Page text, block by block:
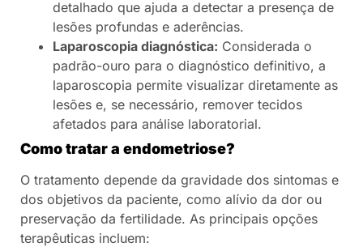
detalhado que ajuda a detectar a presença de
lesões profundas e aderências.
Laparoscopia diagnóstica: Considerada o
padrão-ouro para o diagnóstico definitivo, a
laparoscopia permite visualizar diretamente as
lesões e, se necessário, remover tecidos
afetados para análise laboratorial.
Como tratar a endometriose?
O tratamento depende da gravidade dos sintomas e
dos objetivos da paciente, como alívio da dor ou
preservação da fertilidade. As principais opções
terapêuticas incluem: